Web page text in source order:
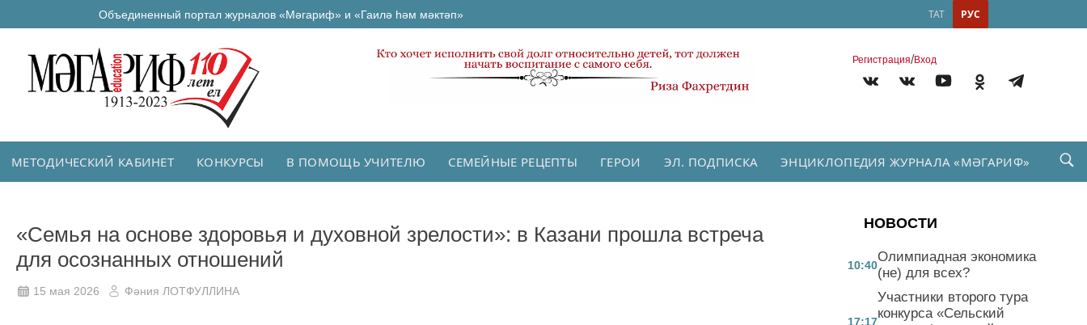
Объединенный портал журналов «Мәгариф» и «Гаилә һәм мәктәп» РУС
ТАТ
Регистрация/Вход
МЕТОДИЧЕСКИЙ КАБИНЕТ КОНКУРСЫ В ПОМОЩЬ УЧИТЕЛЮ СЕМЕЙНЫЕ РЕЦЕПТЫ ГЕРОИ ЭЛ. ПОДПИСКА ЭНЦИКЛОПЕДИЯ ЖУРНАЛА «МӘГАРИФ»
«Семья на основе здоровья и духовной зрелости»: в Казани прошла встреча
для осознанных отношений
15 мая 2026 Фәния ЛОТФУЛЛИНА
НОВОСТИ
10:40
Олимпиадная экономика
(не) для всех?
17:17
Участники второго тура
конкурса «Сельский